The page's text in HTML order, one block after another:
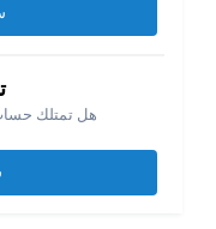
هل تمتلك